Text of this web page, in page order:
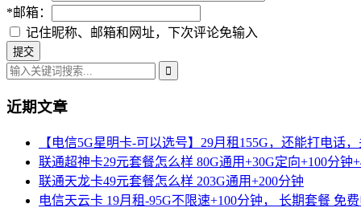
*邮箱：
记住昵称、邮箱和网址，下次评论免输入
近期文章
【电信5G星明卡-可以选号】29月租155G，还能打电话
联通超神卡29元套餐怎么样 80G通用+30G定向+100分钟
联通天龙卡49元套餐怎么样 203G通用+200分钟
电信天云卡 19月租-95G不限速+100分钟， 长期套餐 免